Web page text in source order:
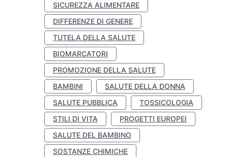
SICUREZZA ALIMENTARE
DIFFERENZE DI GENERE
TUTELA DELLA SALUTE
BIOMARCATORI
PROMOZIONE DELLA SALUTE
BAMBINI
SALUTE DELLA DONNA
SALUTE PUBBLICA
TOSSICOLOGIA
STILI DI VITA
PROGETTI EUROPEI
SALUTE DEL BAMBINO
SOSTANZE CHIMICHE